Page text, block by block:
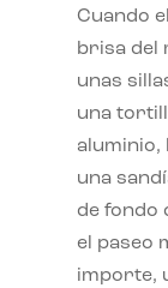
Cuando
brisa del
unas
una
aluminio,
una
de fondo
el paseo
importe,